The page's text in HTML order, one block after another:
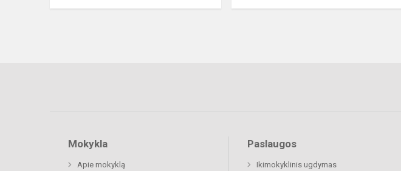
Mokykla
Apie mokyklą
Paslaugos
Ikimokyklinis ugdymas